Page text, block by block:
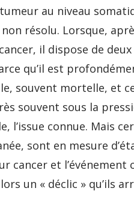
au niveau
résolu. Lorsque,
il dispose de
qu’il est
souvent mortelle, et
souvent sous la
l’issue connue. Mais
sont en mesure
cancer et
un « déclic » qu’ils